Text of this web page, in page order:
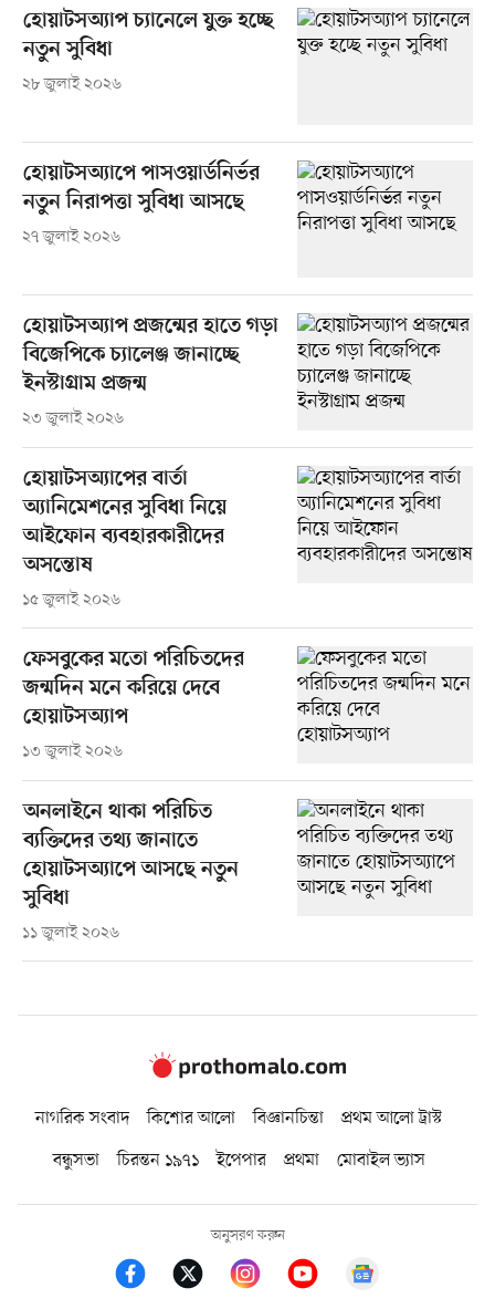
হোয়াটসঅ্যাপ চ্যানেলে যুক্ত হচ্ছে
নতুন সুবিধা
২৮ জুলাই ২০২৬
হোয়াটসঅ্যাপে পাসওয়ার্ডনির্ভর
নতুন নিরাপত্তা সুবিধা আসছে
২৭ জুলাই ২০২৬
হোয়াটসঅ্যাপ প্রজন্মের হাতে গড়া
বিজেপিকে চ্যালেঞ্জ জানাচ্ছে
ইনস্টাগ্রাম প্রজন্ম
২৩ জুলাই ২০২৬
হোয়াটসঅ্যাপের বার্তা
অ্যানিমেশনের সুবিধা নিয়ে
আইফোন ব্যবহারকারীদের
অসন্তোষ
১৫ জুলাই ২০২৬
ফেসবুকের মতো পরিচিতদের
জন্মদিন মনে করিয়ে দেবে
হোয়াটসঅ্যাপ
১৩ জুলাই ২০২৬
অনলাইনে থাকা পরিচিত
ব্যক্তিদের তথ্য জানাতে
হোয়াটসঅ্যাপে আসছে নতুন
সুবিধা
১১ জুলাই ২০২৬
নাগরিক সংবাদ কিশোর আলো বিজ্ঞানচিন্তা
প্রথম আলো ট্রাস্ট
বন্ধুসভা
চিরন্তন ১৯৭১ ইপেপার প্রথমা মোবাইল ভ্যাস
অনুসরণ করুন